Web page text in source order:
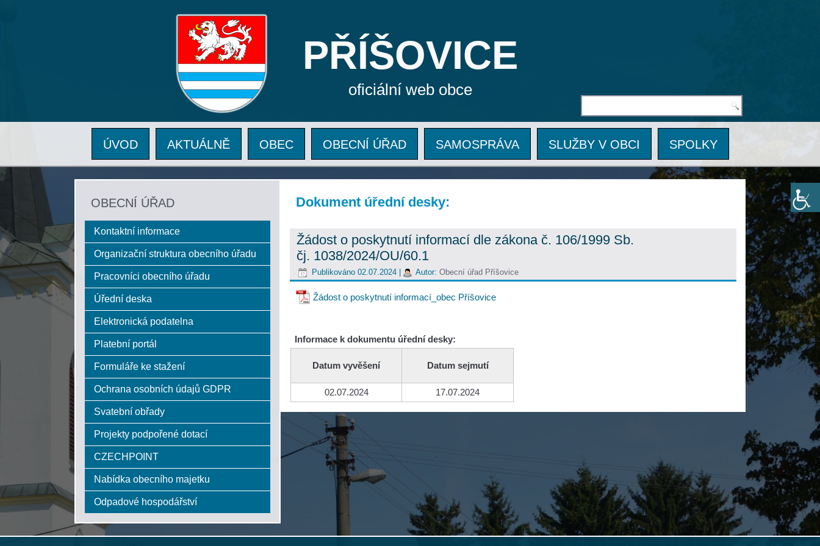
PŘÍŠOVICE
oficiální web obce
ÚVOD AKTUÁLNĚ OBEC OBECNÍ ÚŘAD SAMOSPRÁVA SLUŽBY V OBCI SPOLKY
OBECNÍ ÚŘAD
Kontaktní informace
Organizační struktura obecního úřadu
Pracovníci obecního úřadu
Úřední deska
Elektronická podatelna
Platební portál
Formuláře ke stažení
Ochrana osobních údajů GDPR
Svatební obřady
Projekty podpořené dotací
CZECHPOINT
Nabídka obecního majetku
Odpadové hospodářství
Dokument úřední desky:
Žádost o poskytnutí informací dle zákona č. 106/1999 Sb.
čj. 1038/2024/OU/60.1
Publikováno 02.07.2024 Autor: Obecní úřad Příšovice
Žádost o poskytnutí informací_obec Příšovice
Informace k dokumentu úřední desky:
Datum vyvěšení Datum sejmutí
02.07.2024 17.07.2024